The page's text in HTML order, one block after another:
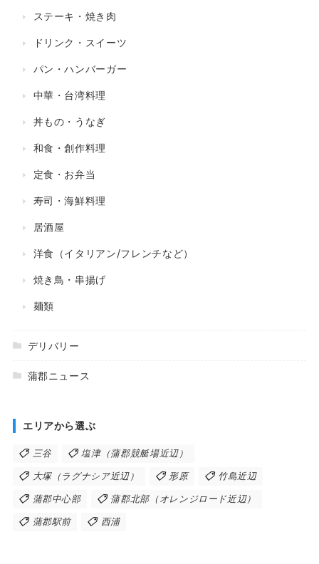
ステーキ・焼き肉
ドリンク・スイーツ
パン・ハンバーガー
中華・台湾料理
丼もの・うなぎ
和食・創作料理
定食・お弁当
寿司・海鮮料理
居酒屋
洋食（イタリアン/フレンチなど）
焼き鳥・串揚げ
麺類
デリバリー
蒲郡ニュース
エリアから選ぶ
三谷 塩津（蒲郡競艇場近辺）
大塚（ラグナシア近辺） 形原 竹島近辺
蒲郡中心部 蒲郡北部（オレンジロード近辺）
蒲郡駅前 西浦